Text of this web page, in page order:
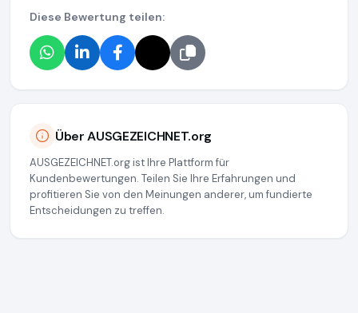
Diese Bewertung teilen:
Über AUSGEZEICHNET.org
AUSGEZEICHNET.org ist Ihre Plattform für
Kundenbewertungen. Teilen Sie Ihre Erfahrungen und
profitieren Sie von den Meinungen anderer, um fundierte
Entscheidungen zu treffen.